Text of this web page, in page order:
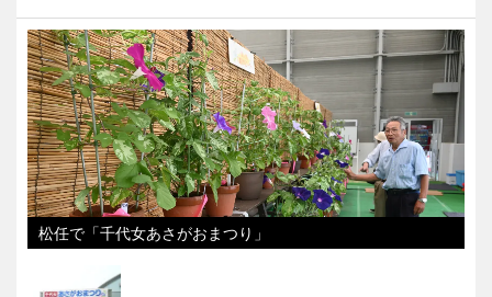
松任で「千代女あさがおまつり」